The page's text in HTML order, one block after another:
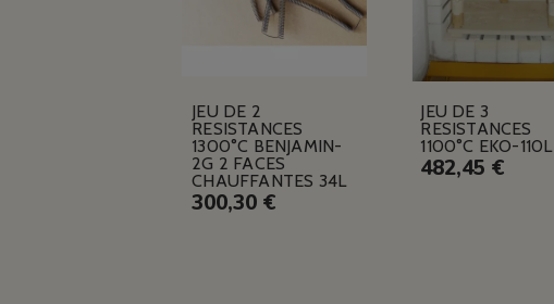
JEU DE 2
RESISTANCES
1300°C BENJAMIN-
2G 2 FACES
CHAUFFANTES 34L
300,30 €
JEU DE 3
RESISTANCES
1100°C EKO-110L
482,45 €